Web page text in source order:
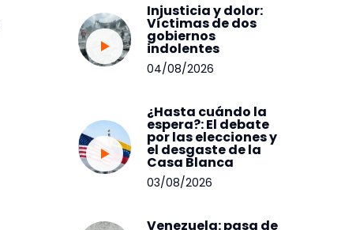
Injusticia y dolor:
Víctimas de dos
gobiernos
indolentes
04/08/2026
¿Hasta cuándo la
espera?: El debate
por las elecciones y
el desgaste de la
Casa Blanca
03/08/2026
Venezuela: pasa de